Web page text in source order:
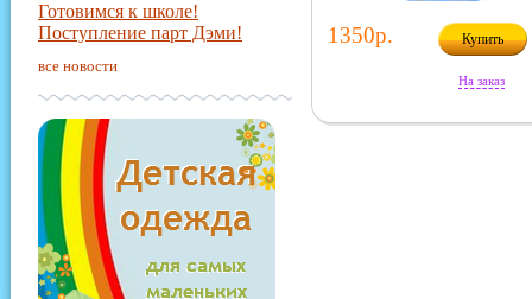
Готовимся к школе!
Поступление парт Дэми!
все новости
1350р. Купить
На заказ